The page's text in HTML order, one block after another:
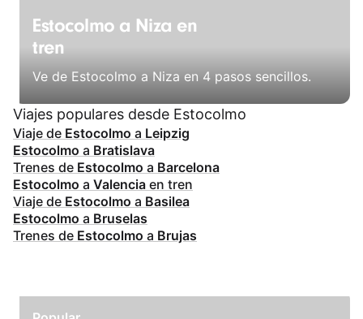
Estocolmo a Niza en
tren
Ve de Estocolmo a Niza en 4 pasos sencillos.
Viajes populares desde Estocolmo
Viaje de Estocolmo a Leipzig
Estocolmo a Bratislava
Trenes de Estocolmo a Barcelona
Estocolmo a Valencia en tren
Viaje de Estocolmo a Basilea
Estocolmo a Bruselas
Trenes de Estocolmo a Brujas